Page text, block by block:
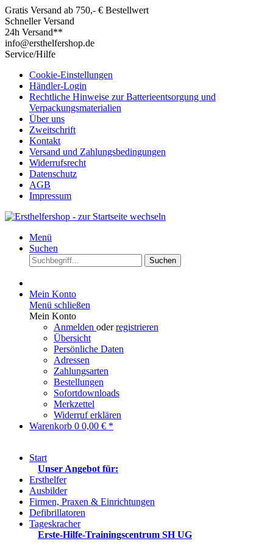
Gratis Versand ab 750,- € Bestellwert
Schneller Versand
24h Versand**
info@ersthelfershop.de
Service/Hilfe
Cookie-Einstellungen
Händler-Login
Rechtliche Hinweise zur Batterieentsorgung und
Verpackungsmaterialien
Über uns
Zweitschrift
Kontakt
Versand und Zahlungsbedingungen
Widerrufsrecht
Datenschutz
AGB
Impressum
Menü
Suchen
Suchen
Mein Konto
Menü schließen
Mein Konto
Anmelden oderregistrieren
Übersicht
Persönliche Daten
Adressen
Zahlungsarten
Bestellungen
Sofortdownloads
Merkzettel
Widerruf erklären
Warenkorb 0 0,00 € *
Start
Unser Angebot für:
Ersthelfer
Ausbilder
Firmen, Praxen & Einrichtungen
Defibrillatoren
Tageskracher
Erste-Hilfe-Trainingscentrum SH UG